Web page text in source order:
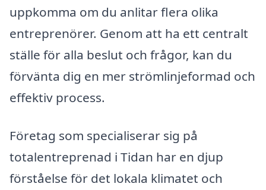
uppkomma om du anlitar flera olika
entreprenörer. Genom att ha ett centralt
ställe för alla beslut och frågor, kan du
förvänta dig en mer strömlinjeformad och
effektiv process.
Företag som specialiserar sig på
totalentreprenad i Tidan har en djup
förståelse för det lokala klimatet och